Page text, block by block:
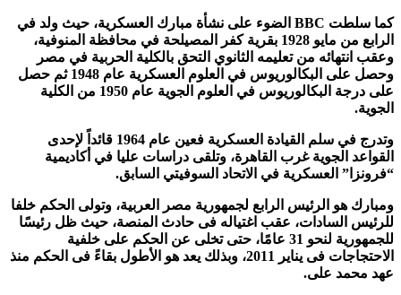
كما سلطت BBC الضوء على نشأة مبارك العسكرية، حيث ولد في
الرابع من مايو 1928 بقرية كفر المصيلحة في محافظة المنوفية،
وعقب انتهائه من تعليمه الثانوي التحق بالكلية الحربية في مصر
وحصل على البكالوريوس في العلوم العسكرية عام 1948 ثم حصل
على درجة البكالوريوس في العلوم الجوية عام 1950 من الكلية
الجوية.
وتدرج في سلم القيادة العسكرية فعين عام 1964 قائداً لإحدى
القواعد الجوية غرب القاهرة، وتلقى دراسات عليا في أكاديمية
“فرونزا” العسكرية في الاتحاد السوفيتي السابق.
ومبارك هو الرئيس الرابع لجمهورية مصر العربية، وتولى الحكم خلفا
للرئيس السادات، عقب اغتياله فى حادث المنصة، حيث ظل رئيسًا
للجمهورية لنحو 31 عامًا، حتى تخلى عن الحكم على خلفية
الاحتجاجات فى يناير 2011، وبذلك يعد هو الأطول بقاءً فى الحكم منذ
عهد محمد على.